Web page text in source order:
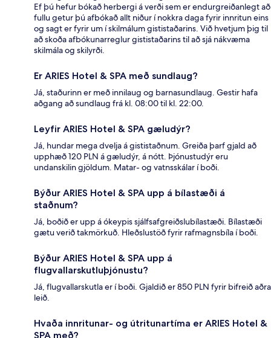
Ef þú hefur bókað herbergi á verði sem er endurgreiðanlegt að
fullu getur þú afbókað allt niður í nokkra daga fyrir innritun eins
og sagt er fyrir um í skilmálum gististaðarins. Við hvetjum þig til
að skoða afbókunarreglur gististaðarins til að sjá nákvæma
skilmála og skilyrði.
Er ARIES Hotel & SPA með sundlaug?
Já, staðurinn er með innilaug og barnasundlaug. Gestir hafa
aðgang að sundlaug frá kl. 08:00 til kl. 22:00.
Leyfir ARIES Hotel & SPA gæludýr?
Já, hundar mega dvelja á gististaðnum. Greiða þarf gjald að
upphæð 120 PLN á gæludýr, á nótt. Þjónustudýr eru
undanskilin gjöldum. Matar- og vatnsskálar í boði.
Býður ARIES Hotel & SPA upp á bílastæði á
staðnum?
Já, boðið er upp á ókeypis sjálfsafgreiðslubílastæði. Bílastæði
gætu verið takmörkuð. Hleðslustöð fyrir rafmagnsbíla í boði.
Býður ARIES Hotel & SPA upp á
flugvallarskutluþjónustu?
Já, flugvallarskutla er í boði. Gjaldið er 850 PLN fyrir bifreið aðra
leið.
Hvaða innritunar- og útritunartíma er ARIES Hotel &
SPA með?